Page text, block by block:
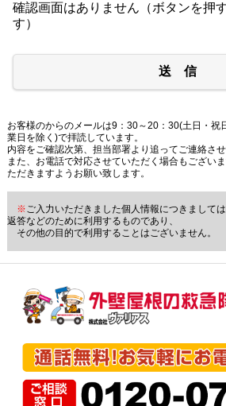
確認画面はありません（ボタンを押
す）
送 信
お客様のからのメールは9：30～20：30(土日・祝
業日を除く)で拝読しています。
内容をご確認次第、担当部署より追ってご連絡させ
また、お電話で対応させていただく場合もござい
ただきますようお願い致します。
※ ご入力いただきました個人情報につきまして
返答などのために利用するものであり、
その他の目的で利用することはございません。